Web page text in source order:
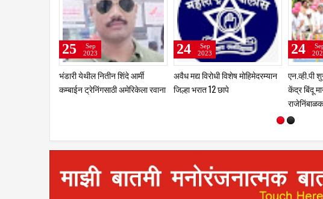
धाराशिव : सर्व प्रकल्पातील पाणी हे
केवळ पिण्याकरिता आरक्षित करण्याचे
21
Sep
2023
25 टक्के मर्यादेपर्यंत शेतकऱ्यांना
आगाऊ रक्कम देण्यासाठी
21
Sep
2023
भंडारी
कम्बाईन
25